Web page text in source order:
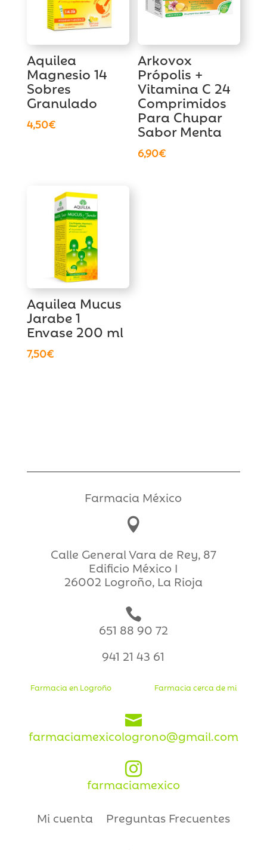
Aquilea
Magnesio 14
Sobres
Granulado
4,50€
Arkovox
Própolis +
Vitamina C 24
Comprimidos
Para Chupar
Sabor Menta
6,90€
Aquilea Mucus
Jarabe 1
Envase 200 ml
7,50€
Farmacia México

Calle General Vara de Rey, 87
Edificio México I
26002 Logroño, La Rioja

651 88 90 72
941 21 43 61
Farmacia en Logroño Farmacia cerca de mi

farmaciamexicologrono@gmail.com

farmaciamexico
Mi cuenta Preguntas Frecuentes